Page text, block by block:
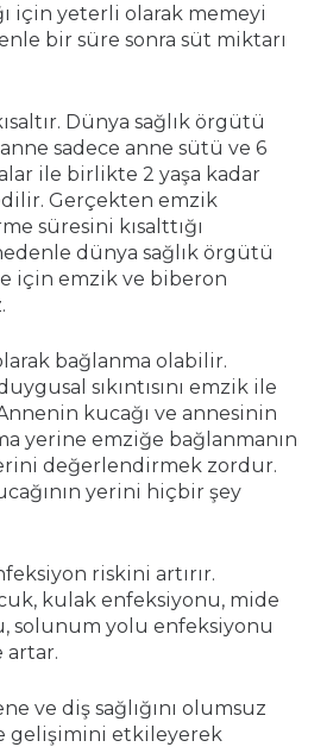
için yeterli olarak memeyi
bir süre sonra süt miktarı
Dünya sağlık örgütü
sadece anne sütü ve 6
ile birlikte 2 yaşa kadar
Gerçekten emzik
süresini kısalttığı
dünya sağlık örgütü
için emzik ve biberon
bağlanma olabilir.
sıkıntısını emzik ile
kucağı ve annesinin
yerine emziğe bağlanmanın
değerlendirmek zordur.
yerini hiçbir şey
riskini artırır.
kulak enfeksiyonu, mide
solunum yolu enfeksiyonu
artar.
ve diş sağlığını olumsuz
gelişimini etkileyerek